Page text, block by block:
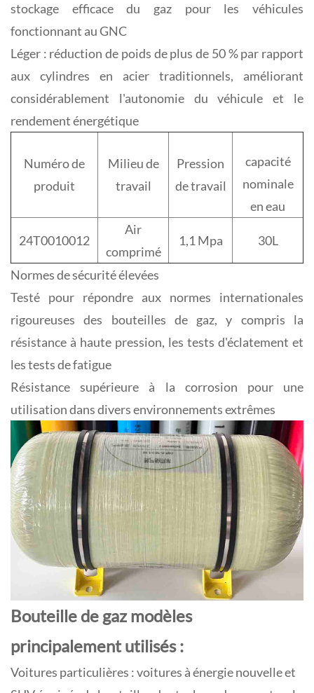
stockage efficace du gaz pour les véhicules
fonctionnant au GNC
Léger : réduction de poids de plus de 50 % par rapport
aux cylindres en acier traditionnels, améliorant
considérablement l'autonomie du véhicule et le
rendement énergétique
Numéro de
produit
Milieu de
travail
Pression
de travail
capacité
nominale
en eau
24T0010012
Air
comprimé
1,1 Mpa 30L
Normes de sécurité élevées
Testé pour répondre aux normes internationales
rigoureuses des bouteilles de gaz, y compris la
résistance à haute pression, les tests d'éclatement et
les tests de fatigue
Résistance supérieure à la corrosion pour une
utilisation dans divers environnements extrêmes
Bouteille de gazmodèles
principalement utilisés :
Voitures particulières : voitures à énergie nouvelle et